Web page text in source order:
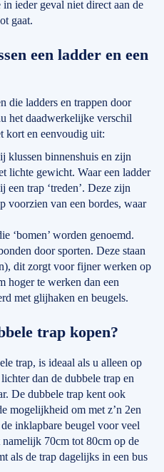
ieder geval niet direct aan de
gaat.
een ladder en een
die ladders en trappen door
het daadwerkelijke verschil
kort en eenvoudig uit:
klussen binnenshuis en zijn
lichte gewicht. Waar een ladder
een trap ‘treden’. Deze zijn
voorzien van een bordes, waar
‘bomen’ worden genoemd.
door sporten. Deze staan
dit zorgt voor fijner werken op
hoger te werken dan een
met glijhaken en beugels.
trap kopen?
trap, is ideaal als u alleen op
dan de dubbele trap en
De dubbele trap kent ook
mogelijkheid om met z’n 2en
inklapbare beugel voor veel
namelijk 70cm tot 80cm op de
als de trap dagelijks in een bus